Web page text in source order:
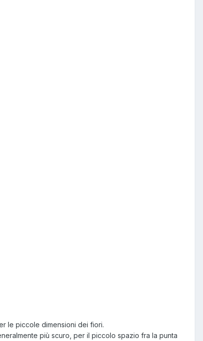
le piccole dimensioni dei fiori.
più scuro, per il piccolo spazio fra la punta